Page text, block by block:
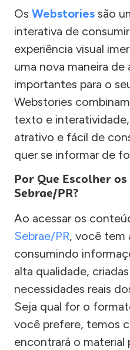
Os Webstories são
interativa de
experiência visual
uma nova maneira
importantes para o
Webstories
texto e
atrativo e fácil de
quer se informar de
Por Que Escolher
Sebrae/PR?
Ao acessar os
Sebrae/PR, você tem
consumindo
alta qualidade,
necessidades reais
Seja qual for o
você prefere, temos
encontrará o material